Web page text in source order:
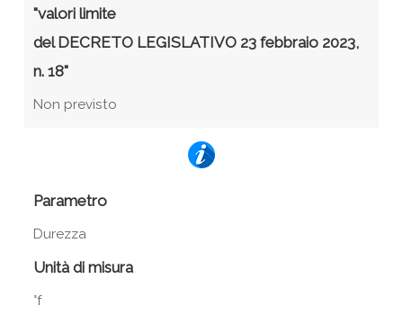
"valori limite
del DECRETO LEGISLATIVO 23 febbraio 2023,
n. 18"
Non previsto
Parametro
Durezza
Unità di misura
°f